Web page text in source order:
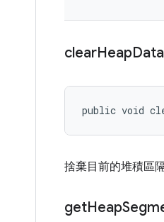
clearHeapData
public void
捨棄目前的堆積區隔
getHeap